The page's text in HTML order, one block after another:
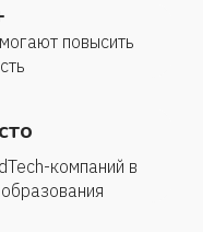
повысить
компаний в